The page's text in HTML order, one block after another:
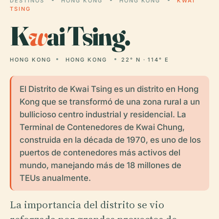
TSING
Kwai Tsing.
HONG KONG HONG KONG 22° N · 114° E
El Distrito de Kwai Tsing es un distrito en Hong
Kong que se transformó de una zona rural a un
bullicioso centro industrial y residencial. La
Terminal de Contenedores de Kwai Chung,
construida en la década de 1970, es uno de los
puertos de contenedores más activos del
mundo, manejando más de 18 millones de
TEUs anualmente.
La importancia del distrito se vio